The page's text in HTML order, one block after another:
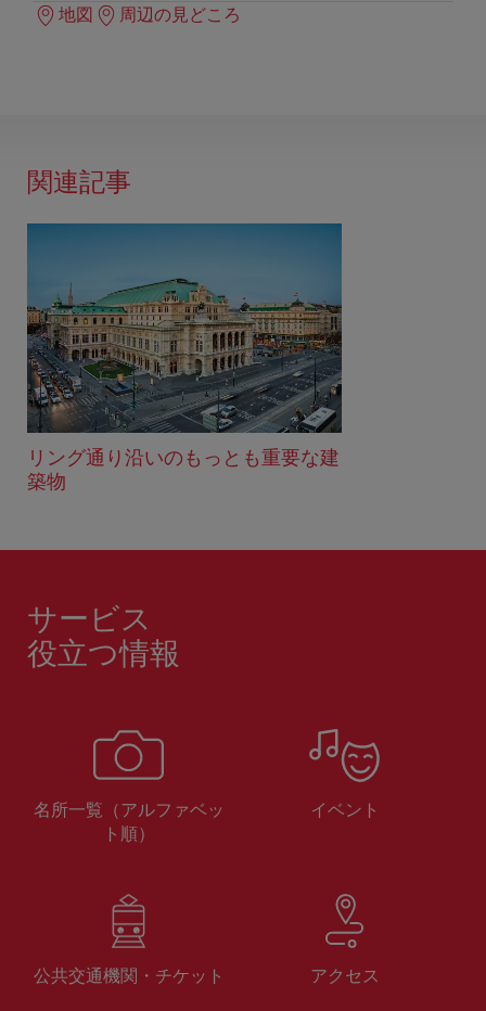
地図 周辺の見どころ
関連記事
リング通り沿いのもっとも重要な建
築物
サービス
役立つ情報
名所一覧（アルファベッ
ト順）
イベント
公共交通機関・チケット アクセス